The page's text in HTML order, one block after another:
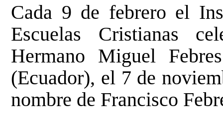
Cada 9 de febrero el
Escuelas Cristianas
Hermano Miguel
(Ecuador), el 7 de
nombre de Francisco